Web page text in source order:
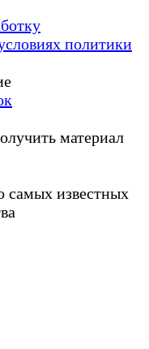
политики
материал
самых известных